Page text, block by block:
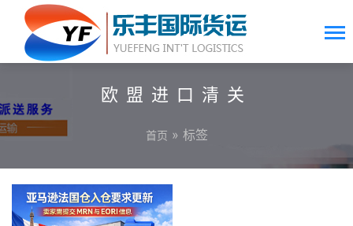
欧盟进口清关
首页 » 标签